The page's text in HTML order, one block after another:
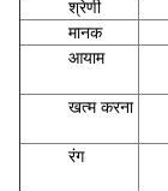
श्रेणी
मानक
आयाम
खत्म करना
रंग